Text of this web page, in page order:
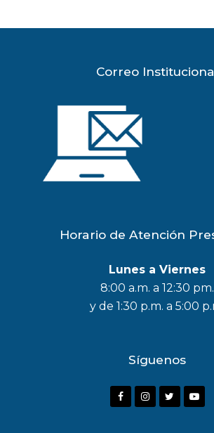
Correo
Horario de Atención
Lunes a Viernes
8:00 a.m. a 12:30 pm.
y de 1:30 p.m. a 5:00
Síguenos
F
I
Y